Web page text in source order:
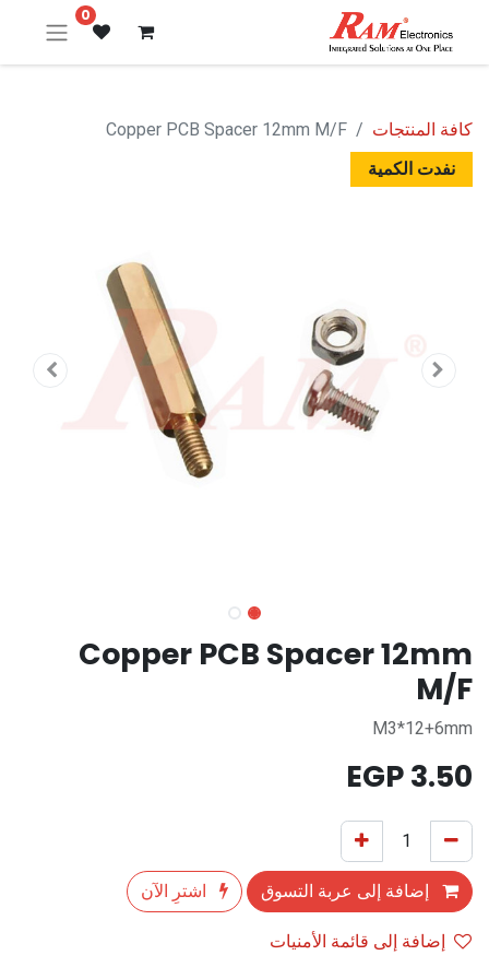
0
كافة المنتجات
Copper PCB Spacer 12mm M/F
نفدت الكمية
Copper PCB Spacer 12mm
M/F
M3*12+6mm
3.50
إضافة إلى عربة التسوق
اشترِ الآن
إضافة إلى قائمة الأمنيات